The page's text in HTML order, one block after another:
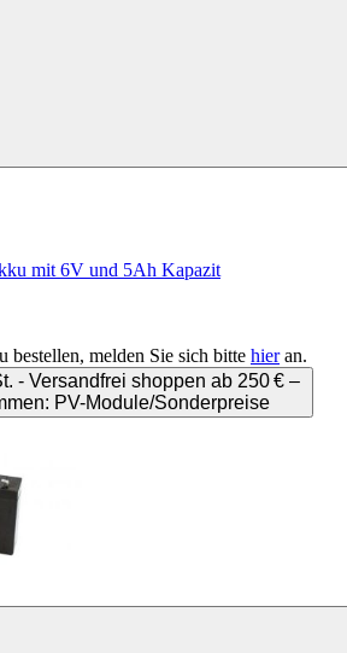
mit 6V und 5Ah Kapazit
bestellen, melden Sie sich bitte hieran.
- Versandfrei shoppen ab 250 € –
PV-Module/Sonderpreise